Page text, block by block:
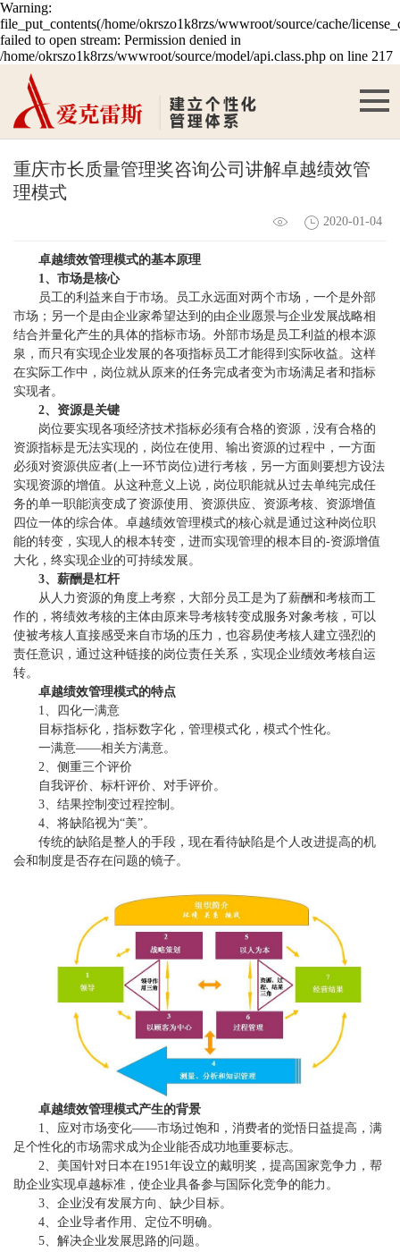
Warning:
file_put_contents(/home/okrszo1k8rzs/wwwroot/source/cache/
failed to open stream: Permission denied in
/home/okrszo1k8rzs/wwwroot/source/model/api.class.php on line 217
重庆市长质量管理奖咨询公司讲解卓越绩效管
理模式
2020-01-04
卓越绩效管理模式的基本原理
1、市场是核心
员工的利益来自于市场。员工永远面对两个市场，一个是外部
市场；另一个是由企业家希望达到的由企业愿景与企业发展战略相
结合并量化产生的具体的指标市场。外部市场是员工利益的根本源
泉，而只有实现企业发展的各项指标员工才能得到实际收益。这样
在实际工作中，岗位就从原来的任务完成者变为市场满足者和指标
实现者。
2、资源是关键
岗位要实现各项经济技术指标必须有合格的资源，没有合格的
资源指标是无法实现的，岗位在使用、输出资源的过程中，一方面
必须对资源供应者(上一环节岗位)进行考核，另一方面则要想方设法
实现资源的增值。从这种意义上说，岗位职能就从过去单纯完成任
务的单一职能演变成了资源使用、资源供应、资源考核、资源增值
四位一体的综合体。卓越绩效管理模式的核心就是通过这种岗位职
能的转变，实现人的根本转变，进而实现管理的根本目的-资源增值
大化，终实现企业的可持续发展。
3、薪酬是杠杆
从人力资源的角度上考察，大部分员工是为了薪酬和考核而工
作的，将绩效考核的主体由原来导考核转变成服务对象考核，可以
使被考核人直接感受来自市场的压力，也容易使考核人建立强烈的
责任意识，通过这种链接的岗位责任关系，实现企业绩效考核自运
转。
卓越绩效管理模式的特点
1、四化一满意
目标指标化，指标数字化，管理模式化，模式个性化。
一满意——相关方满意。
2、侧重三个评价
自我评价、标杆评价、对手评价。
3、结果控制变过程控制。
4、将缺陷视为“美”。
传统的缺陷是整人的手段，现在看待缺陷是个人改进提高的机
会和制度是否存在问题的镜子。
卓越绩效管理模式产生的背景
1、应对市场变化——市场过饱和，消费者的觉悟日益提高，满
足个性化的市场需求成为企业能否成功地重要标志。
2、美国针对日本在1951年设立的戴明奖，提高国家竞争力，帮
助企业实现卓越标准，使企业具备参与国际化竞争的能力。
3、企业没有发展方向、缺少目标。
4、企业导者作用、定位不明确。
5、解决企业发展思路的问题。